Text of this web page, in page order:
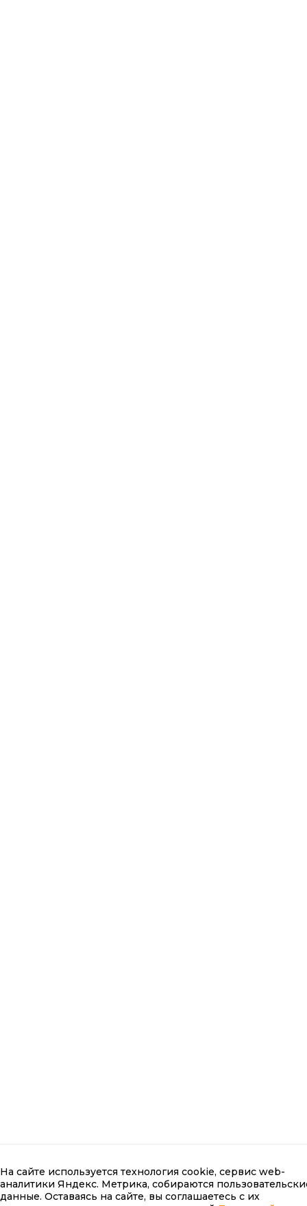
На сайте используется технология cookie, сервис web-
аналитики Яндекс. Метрика, собираются
данные. Оставаясь на сайте, вы соглашаетесь с их